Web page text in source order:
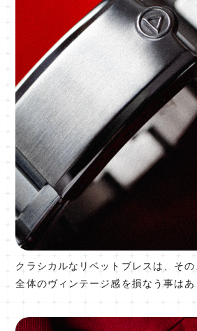
クラシカルなリベットブレスは、その
全体のヴィンテージ感を損なう事はあ